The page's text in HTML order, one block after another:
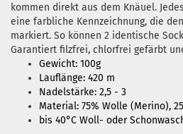
kommen direkt aus dem Knäuel.
eine farbliche Kennzeichnung, die
markiert. So können 2 identische
Garantiert filzfrei, chlorfrei gefärbt
Gewicht: 100g
Lauflänge: 420 m
Nadelstärke: 2,5 - 3
Material: 75% Wolle (Merino),
bis 40°C Woll- oder